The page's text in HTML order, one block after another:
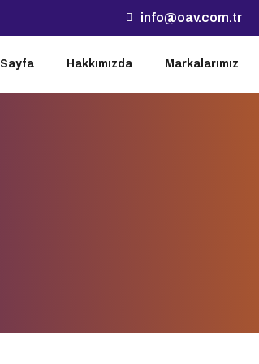
info@oav.com.tr
Hakkımızda Markalarımız